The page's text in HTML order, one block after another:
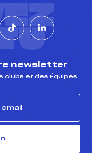
newsletter
clubs et des Équipes